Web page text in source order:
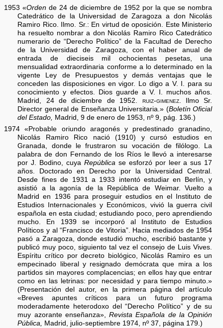
1953 «Orden de 24 de diciembre de 1952 por la que se nombra
Catedrático de la Universidad de Zaragoza a don Nicolás
Ramiro Rico. Ilmo. Sr.: En virtud de oposición. Este Ministerio
ha resuelto nombrar a don Nicolás Ramiro Rico Catedrático
numerario de “Derecho Político” de la Facultad de Derecho
de la Universidad de Zaragoza, con el haber anual de
entrada de dieciseis mil ochocientas pesetas, una
mensualidad extraordinaria conforme a lo determinado en la
vigente Ley de Presupuestos y demás ventajas que le
conceden las disposiciones en vigor. Lo digo a V. I. para su
conocimiento y efectos. Dios guarde a V. I. muchos años.
Madrid, 24 de diciembre de 1952. ruiz-gimenez. Ilmo Sr.
Director general de Enseñanza Universitaria.» (Boletín Oficial
del Estado, Madrid, 9 de enero de 1953, nº 9, pág. 136.)
1974 «Probable oriundo aragonés y predestinado granadino,
Nicolás Ramiro Rico nació (1910) y cursó estudios en
Granada, donde le frustraron su vocación de filólogo. La
palabra de don Fernando de los Ríos le llevó a interesarse
por J. Bodino, cuya Repúblicase esforzó por leer a sus 17
años. Doctorado en Derecho por la Universidad Central.
Desde fines de 1931 a 1933 intentó estudiar en Berlín, y
asistió a la agonía de la República de Weimar. Vuelto a
Madrid en 1936 para proseguir estudios en el Instituto de
Estudios Internacionales y Económicos, vivió la guerra civil
española en esta ciudad; estudiando poco, pero aprendiendo
mucho. En 1939 se incorporó al Instituto de Estudios
Políticos y al “Francisco de Vitoria”. Hacia mediados de 1954
pasó a Zaragoza, donde estudió mucho, escribió bastante y
publicó muy poco, siguiento tal vez el consejo de Luis Vives.
Espíritu crítico por decreto biológico, Nicolás Ramiro es un
empecinado liberal y resignado demócrata que mira a los
partidos sin mayores complacencias; en ellos hay que entrar
como en las letrinas: por necesidad y para tiempo minuto.»
(Presentación del autor, en la primera página del artículo
«Breves apuntes críticos para un futuro programa
moderadamente heterodoxo del “Derecho Político” y de su
muy azorante enseñanza»,Revista Española de la Opinión
Pública, Madrid, julio-septiembre 1974, nº 37, página 179.)